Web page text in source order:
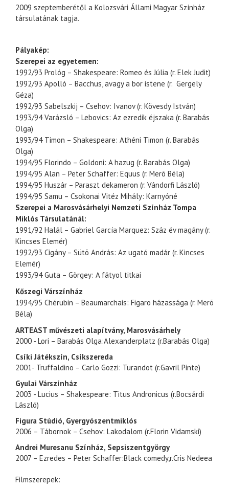
2009 szeptemberétől a Kolozsvári Állami Magyar Színház
társulatának tagja.
Pályakép:
Szerepei az egyetemen:
1992/93 Prológ – Shakespeare: Romeo és Júlia (r. Elek Judit)
1992/93 Apolló – Bacchus, avagy a bor istene (r. Gergely
Géza)
1992/93 Sabelszkij – Csehov: Ivanov (r. Kövesdy István)
1993/94 Varázsló – Lebovics: Az ezredik éjszaka (r. Barabás
Olga)
1993/94 Timon – Shakespeare: Athéni Timon (r. Barabás
Olga)
1994/95 Florindo – Goldoni: A hazug (r. Barabás Olga)
1994/95 Alan – Peter Schaffer: Equus (r. Merõ Béla)
1994/95 Huszár – Paraszt dekameron (r. Vándorfi László)
1994/95 Samu – Csokonai Vitéz Mihály: Karnyóné
Szerepei a Marosvásárhelyi Nemzeti Színház Tompa
Miklós Társulatánál:
1991/92 Halál – Gabriel García Marquez: Száz év magány (r.
Kincses Elemér)
1992/93 Cigány – Sütõ András: Az ugató madár (r. Kincses
Elemér)
1993/94 Guta – Görgey: A fátyol titkai
Kőszegi Várszínház
1994/95 Chérubin – Beaumarchais: Figaro házassága (r. Merõ
Béla)
ARTEAST művészeti alapítvány, Marosvásárhely
2000 - Lori – Barabás Olga:Alexanderplatz (r.Barabás Olga)
Csíki Játékszín, Csíkszereda
2001- Truffaldino – Carlo Gozzi: Turandot (r.Gavril Pinte)
Gyulai Várszínház
2003 - Lucius – Shakespeare: Titus Andronicus (r.Bocsárdi
László)
Figura Stúdió, Gyergyószentmiklós
2006 – Tábornok – Csehov: Lakodalom (r.Florin Vidamski)
Andrei Muresanu Színház, Sepsiszentgyörgy
2007 – Ezredes – Peter Schaffer:Black comedy,r.Cris Nedeea
Filmszerepek: